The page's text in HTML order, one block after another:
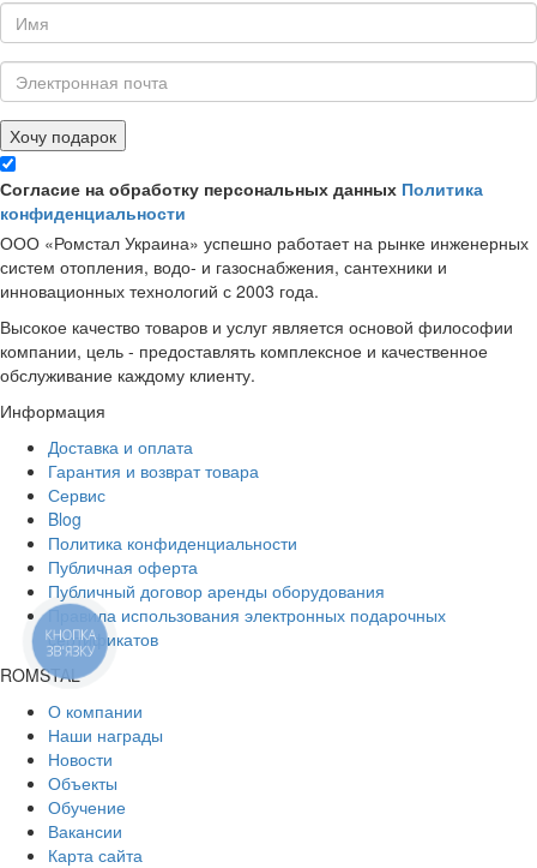
Хочу подарок
Согласие на обработку персональных данных Политика
конфиденциальности
ООО «Ромстал Украина» успешно работает на рынке инженерных
систем отопления, водо- и газоснабжения, сантехники и
инновационных технологий с 2003 года.
Высокое качество товаров и услуг является основой философии
компании, цель - предоставлять комплексное и качественное
обслуживание каждому клиенту.
Информация
Доставка и оплата
Гарантия и возврат товара
Сервис
Blog
Политика конфиденциальности
Публичная оферта
Публичный договор аренды оборудования
Правила использования электронных подарочных
сертификатов
ROMSTAL
О компании
Наши награды
Новости
Объекты
Обучение
Вакансии
Карта сайта
КНОПКА
ЗВ'ЯЗКУ